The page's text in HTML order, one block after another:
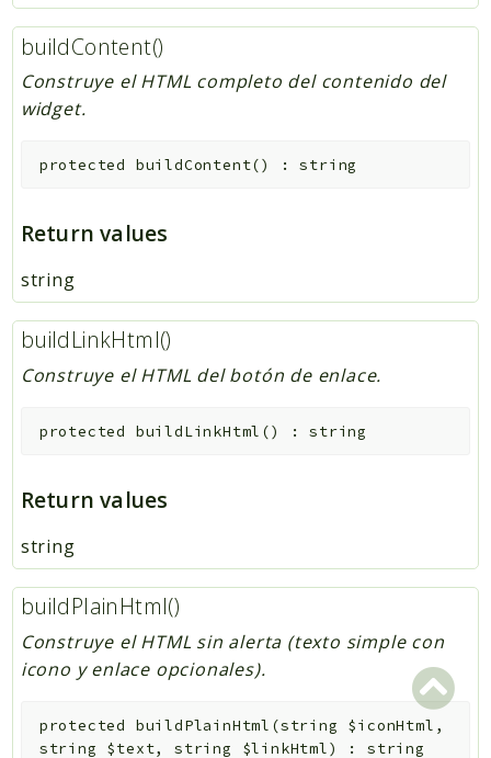
buildContent()
Construye el HTML completo del contenido del
widget.
protected buildContent() :string
Return values
string
buildLinkHtml()
Construye el HTML del botón de enlace.
protected buildLinkHtml () :string
Return values
string
buildPlainHtml()
Construye el HTML sin alerta (texto simple con
icono y enlace opcionales).
protected buildPlainHtml (string $iconHtml ,
string $text, string $linkHtml) :string